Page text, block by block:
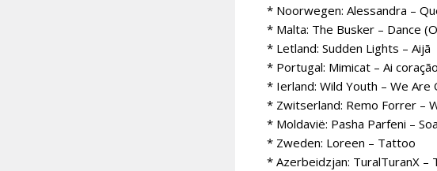
* Noorwegen: Alessandra –
* Malta: The Busker – Dance
* Letland: Sudden Lights – Aijā
* Portugal: Mimicat – Ai coração
* Ierland: Wild Youth – We Are
* Zwitserland: Remo Forrer –
* Moldavië: Pasha Parfeni –
* Zweden: Loreen – Tattoo
* Azerbeidzjan: TuralTuranX –